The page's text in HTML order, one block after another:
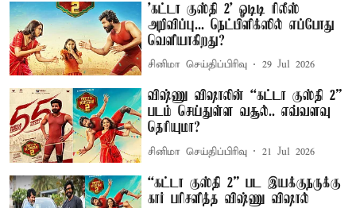
'கட்டா குஸ்தி 2' ஓடிடி ரிலீஸ்
அறிவிப்பு... நெட்பிளிக்ஸில் எப்போது
வெளியாகிறது?
சினிமா செய்திப்பிரிவு 29 Jul 2026
விஷ்ணு விஷாலின் “கட்டா குஸ்தி 2”
படம் செய்துள்ள வசூல்.. எவ்வளவு
தெரியுமா?
சினிமா செய்திப்பிரிவு 21 Jul 2026
“கட்டா குஸ்தி 2” பட இயக்குநருக்கு
கார் பரிசளித்த விஷ்ணு விஷால்